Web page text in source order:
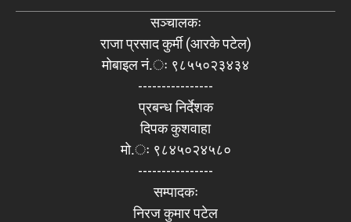
सञ्चालकः
राजा प्रसाद कुर्मी (आरके पटेल)
मोबाइल नं.ः ९८५५०२३४३४
----------------
प्रबन्ध निर्देशक
दिपक कुशवाहा
मो.ः ९८४५०२४५८०
----------------
सम्पादकः
निरज कुमार पटेल